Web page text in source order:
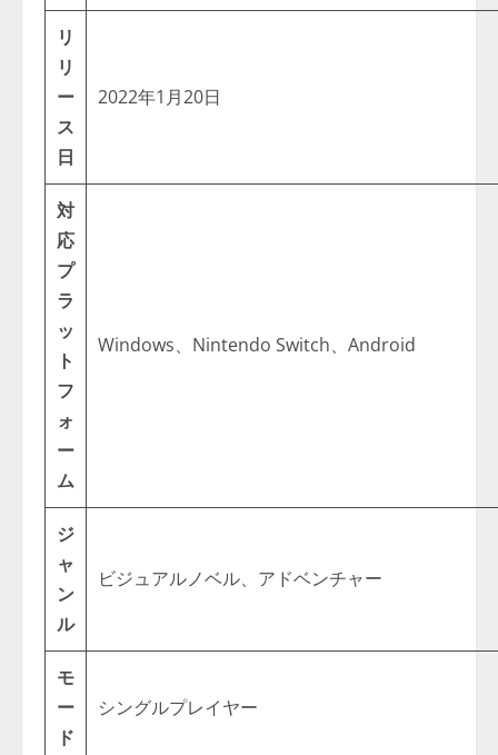
リ
リ
ー
ス
日
2022年1月20日
対
応
プ
ラ
ッ
ト
フ
ォ
ー
ム
Windows、Nintendo Switch、Android
ジ
ャ
ン
ル
ビジュアルノベル、アドベンチャー
モ
ー
ド
シングルプレイヤー